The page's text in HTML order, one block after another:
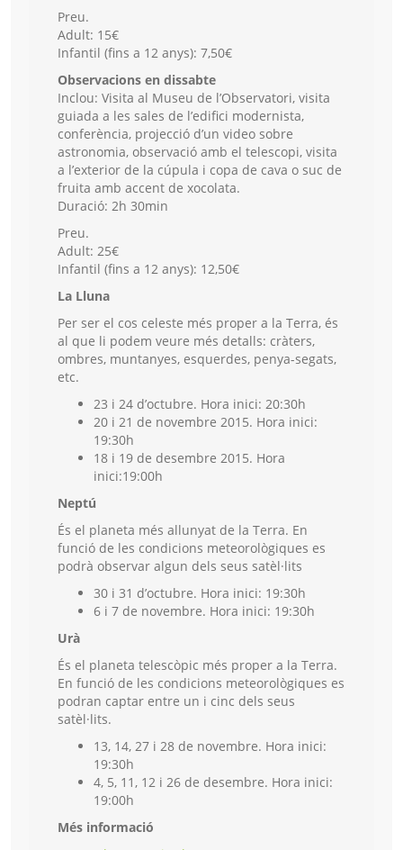
Preu.
Adult: 15€
Infantil (fins a 12 anys): 7,50€
Observacions en dissabte
Inclou: Visita al Museu de l’Observatori, visita
guiada a les sales de l’edifici modernista,
conferència, projecció d’un video sobre
astronomia, observació amb el telescopi, visita
a l’exterior de la cúpula i copa de cava o suc de
fruita amb accent de xocolata.
Duració: 2h 30min
Preu.
Adult: 25€
Infantil (fins a 12 anys): 12,50€
La Lluna
Per ser el cos celeste més proper a la Terra, és
al que li podem veure més detalls: cràters,
ombres, muntanyes, esquerdes, penya-segats,
etc.
23 i 24 d’octubre. Hora inici: 20:30h
20 i 21 de novembre 2015. Hora inici:
19:30h
18 i 19 de desembre 2015. Hora
inici:19:00h
Neptú
És el planeta més allunyat de la Terra. En
funció de les condicions meteorològiques es
podrà observar algun dels seus satèl·lits
30 i 31 d’octubre. Hora inici: 19:30h
6 i 7 de novembre. Hora inici: 19:30h
Urà
És el planeta telescòpic més proper a la Terra.
En funció de les condicions meteorològiques es
podran captar entre un i cinc dels seus
satèl·lits.
13, 14, 27 i 28 de novembre. Hora inici:
19:30h
4, 5, 11, 12 i 26 de desembre. Hora inici:
19:00h
Més informació